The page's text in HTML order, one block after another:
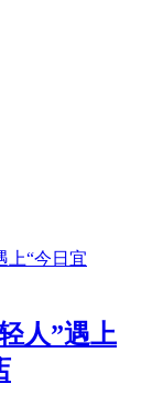
人”遇上